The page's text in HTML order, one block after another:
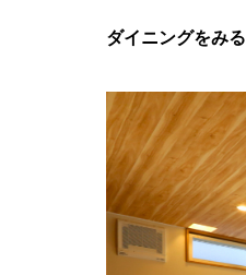
ダイニングをみる